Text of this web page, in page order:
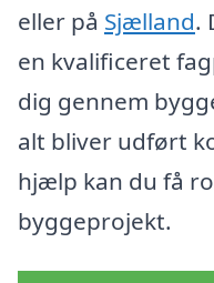
eller på Sjælland.
en kvalificeret
dig gennem
alt bliver udført
hjælp kan du få
byggeprojekt.